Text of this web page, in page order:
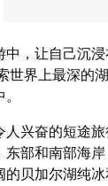
中，让自己沉
世界上最深的
人兴奋的短途
部和南部海岸
的贝加尔湖纯